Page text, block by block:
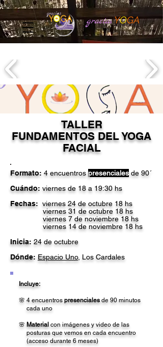
gracias YOGA
TALLER
FUNDAMENTOS DEL YOGA
FACIAL
Formato: 4 encuentros presenciales de 90´
Cuándo: viernes de 18 a 19:30 hs
Fechas: viernes 24 de octubre 18 hs
viernes 31 de octubre 18 hs
viernes 7 de noviembre 18 hs
viernes 14 de noviembre 18 hs
Inicia: 24 de octubre
Dónde: Espacio Uno, Los Cardales
​​Incluye:
🌸 4 encuentros presenciales de 90 minutos
cada uno
🌸 Material con imágenes y video de las
posturas que vemos en cada encuentro
(acceso durante 6 meses)